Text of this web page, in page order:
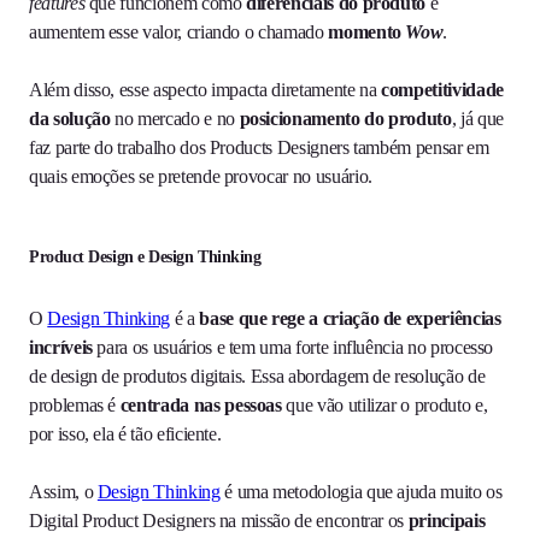
aumentem esse valor, criando o chamadomomento Wow.
Além disso, esse aspecto impacta diretamente nacompetitividade
da soluçãono mercado e no posicionamento do produto, já que
faz parte do trabalho dos Products Designers também pensar em
quais emoções se pretende provocar no usuário.
Product Design e Design Thinking
ODesign Thinking é abase que rege a criação de experiências
incríveispara os usuários e tem uma forte influência no processo
de design de produtos digitais. Essa abordagem de resolução de
problemas é centrada nas pessoasque vão utilizar o produto e,
por isso, ela é tão eficiente.
Assim, oDesign Thinkingé uma metodologia que ajuda muito os
Digital Product Designers na missão de encontrar os principais